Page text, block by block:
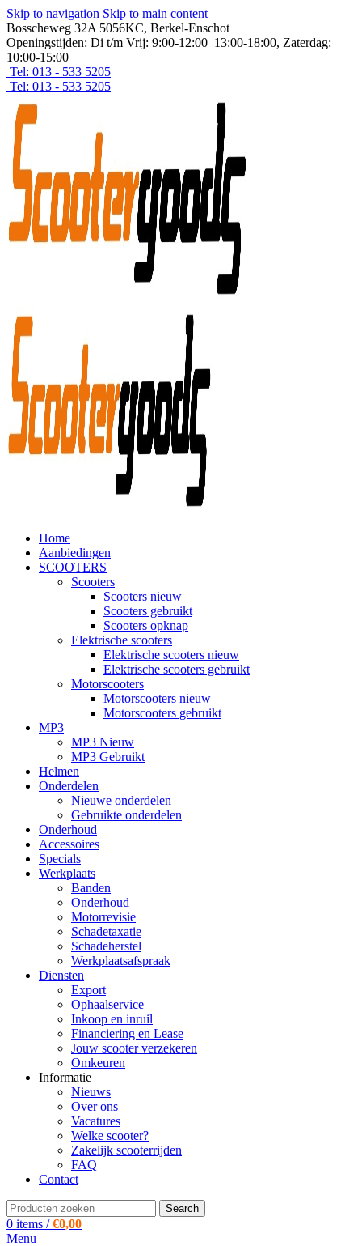
Skip to navigation Skip to main content
Bosscheweg 32A 5056KC, Berkel-Enschot
Openingstijden: Di t/m Vrij: 9:00-12:00 13:00-18:00, Zaterdag:
10:00-15:00
Tel: 013 - 533 5205
Tel: 013 - 533 5205
Home
Aanbiedingen
SCOOTERS
Scooters
Scooters nieuw
Scooters gebruikt
Scooters opknap
Elektrische scooters
Elektrische scooters nieuw
Elektrische scooters gebruikt
Motorscooters
Motorscooters nieuw
Motorscooters gebruikt
MP3
MP3 Nieuw
MP3 Gebruikt
Helmen
Onderdelen
Nieuwe onderdelen
Gebruikte onderdelen
Onderhoud
Accessoires
Specials
Werkplaats
Banden
Onderhoud
Motorrevisie
Schadetaxatie
Schadeherstel
Werkplaatsafspraak
Diensten
Export
Ophaalservice
Inkoop en inruil
Financiering en Lease
Jouw scooter verzekeren
Omkeuren
Informatie
Nieuws
Over ons
Vacatures
Welke scooter?
Zakelijk scooterrijden
FAQ
Contact
Search
0 items / €0,00
Menu